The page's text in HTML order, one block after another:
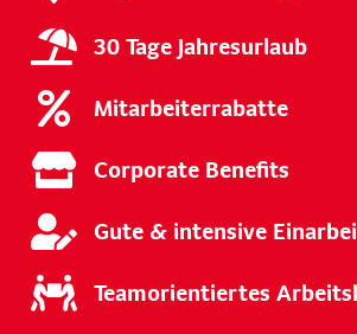
30 Tage Jahresurlaub
Mitarbeiterrabatte
Corporate Benefits
Gute & intensive
Teamorientiertes